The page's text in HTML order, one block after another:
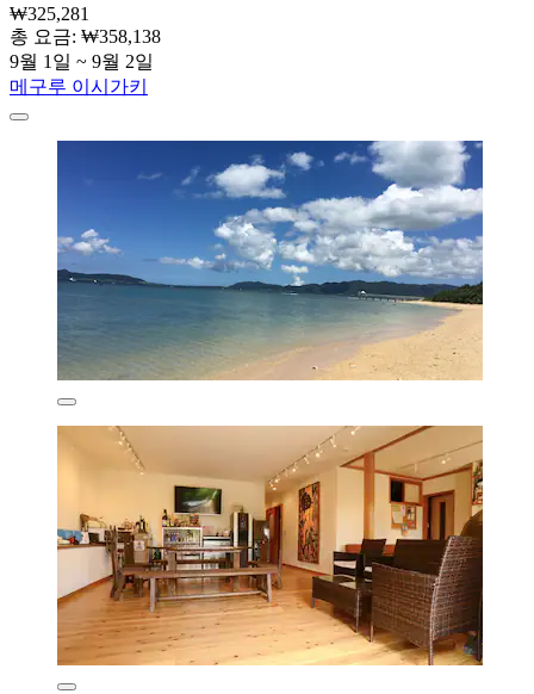
₩325,281
총 요금: ₩358,138
9월 1일 ~ 9월 2일
메구루 이시가키